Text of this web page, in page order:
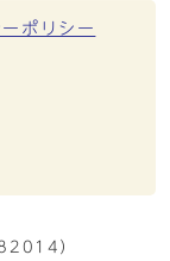
ポリシー
）